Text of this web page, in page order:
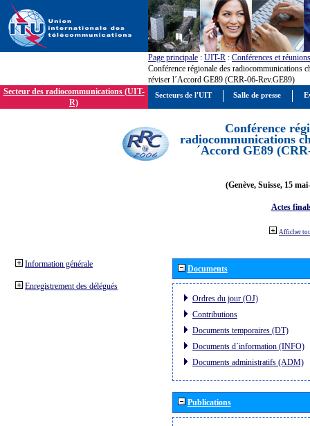
Page principale : UIT-R : Conférences et réunions
Conférence régionale des radiocommunications
réviser l´Accord GE89 (CRR-06-Rev.GE89)
Secteur des radiocommunications (UIT-
R)
Conférence
radiocommunications
´Accord GE89
(Genève, Suisse, 15
Actes
Afficher
Information générale
Enregistrement des délégués
Documents
Ordres du jour (OJ)
Contributions
Documents temporaires (DT)
Documents d´information (INFO)
Documents administratifs (ADM)
Publications
Secteurs de l'UIT Salle de presse